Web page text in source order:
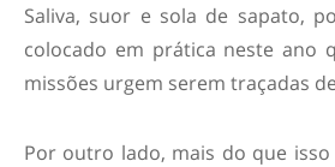
Saliva, suor e sola de sapato,
colocado em prática neste ano
missões urgem serem traçadas
Por outro lado, mais do que